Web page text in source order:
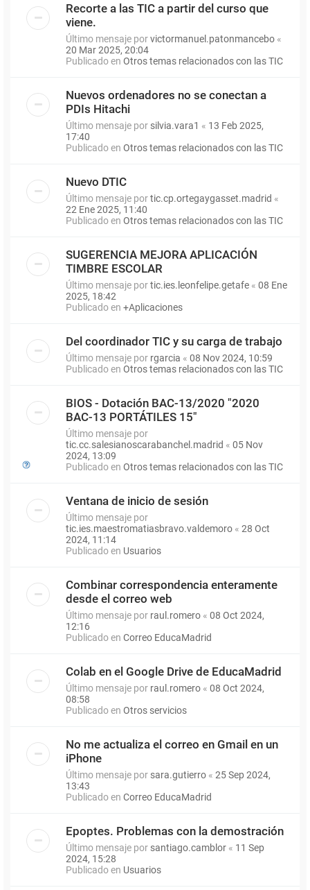
Recorte a las TIC a partir del curso que
viene.
Último mensaje porvictormanuel.patonmancebo «
20 Mar 2025, 20:04
Publicado en Otros temas relacionados con las TIC
Nuevos ordenadores no se conectan a
PDIs Hitachi
Último mensaje por silvia.vara1 « 13 Feb 2025,
17:40
Publicado en Otros temas relacionados con las TIC
Nuevo DTIC
Último mensaje portic.cp.ortegaygasset.madrid «
22 Ene 2025, 11:40
Publicado en Otros temas relacionados con las TIC
SUGERENCIA MEJORA APLICACIÓN
TIMBRE ESCOLAR
Último mensaje portic.ies.leonfelipe.getafe « 08 Ene
2025, 18:42
Publicado en +Aplicaciones
Del coordinador TIC y su carga de trabajo
Último mensaje por rgarcia « 08 Nov 2024, 10:59
Publicado en Otros temas relacionados con las TIC
BIOS - Dotación BAC-13/2020 "2020
BAC-13 PORTÁTILES 15"
Último mensaje por
tic.cc.salesianoscarabanchel.madrid « 05 Nov
2024, 13:09
Publicado en Otros temas relacionados con las TIC
Ventana de inicio de sesión
Último mensaje por
tic.ies.maestromatiasbravo.valdemoro « 28 Oct
2024, 11:14
Publicado en Usuarios
Combinar correspondencia enteramente
desde el correo web
Último mensaje por raul.romero « 08 Oct 2024,
12:16
Publicado en Correo EducaMadrid
Colab en el Google Drive de EducaMadrid
Último mensaje por raul.romero « 08 Oct 2024,
08:58
Publicado en Otros servicios
No me actualiza el correo en Gmail en un
iPhone
Último mensaje por sara.gutierro « 25 Sep 2024,
13:43
Publicado en Correo EducaMadrid
Epoptes. Problemas con la demostración
Último mensaje por santiago.camblor « 11 Sep
2024, 15:28
Publicado en Usuarios